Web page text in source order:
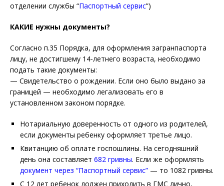
отделении службы “Паспортный сервис”)
КАКИЕ нужны документы?
Согласно п.35 Порядка, для оформления загранпаспорта
лицу, не достигшему 14-летнего возраста, необходимо
подать такие документы:
— Свидетельство о рождении. Если оно было выдано за
границей — необходимо легализовать его в
установленном законом порядке.
Нотариальную доверенность от одного из родителей,
если документы ребенку оформляет третье лицо.
Квитанцию об оплате госпошлины. На сегодняшний
день она составляет 682 гривны. Если же оформлять
документ через “Паспортный сервис” — то 1082 гривны.
С 12 лет ребенок должен приходить в ГМС лично,